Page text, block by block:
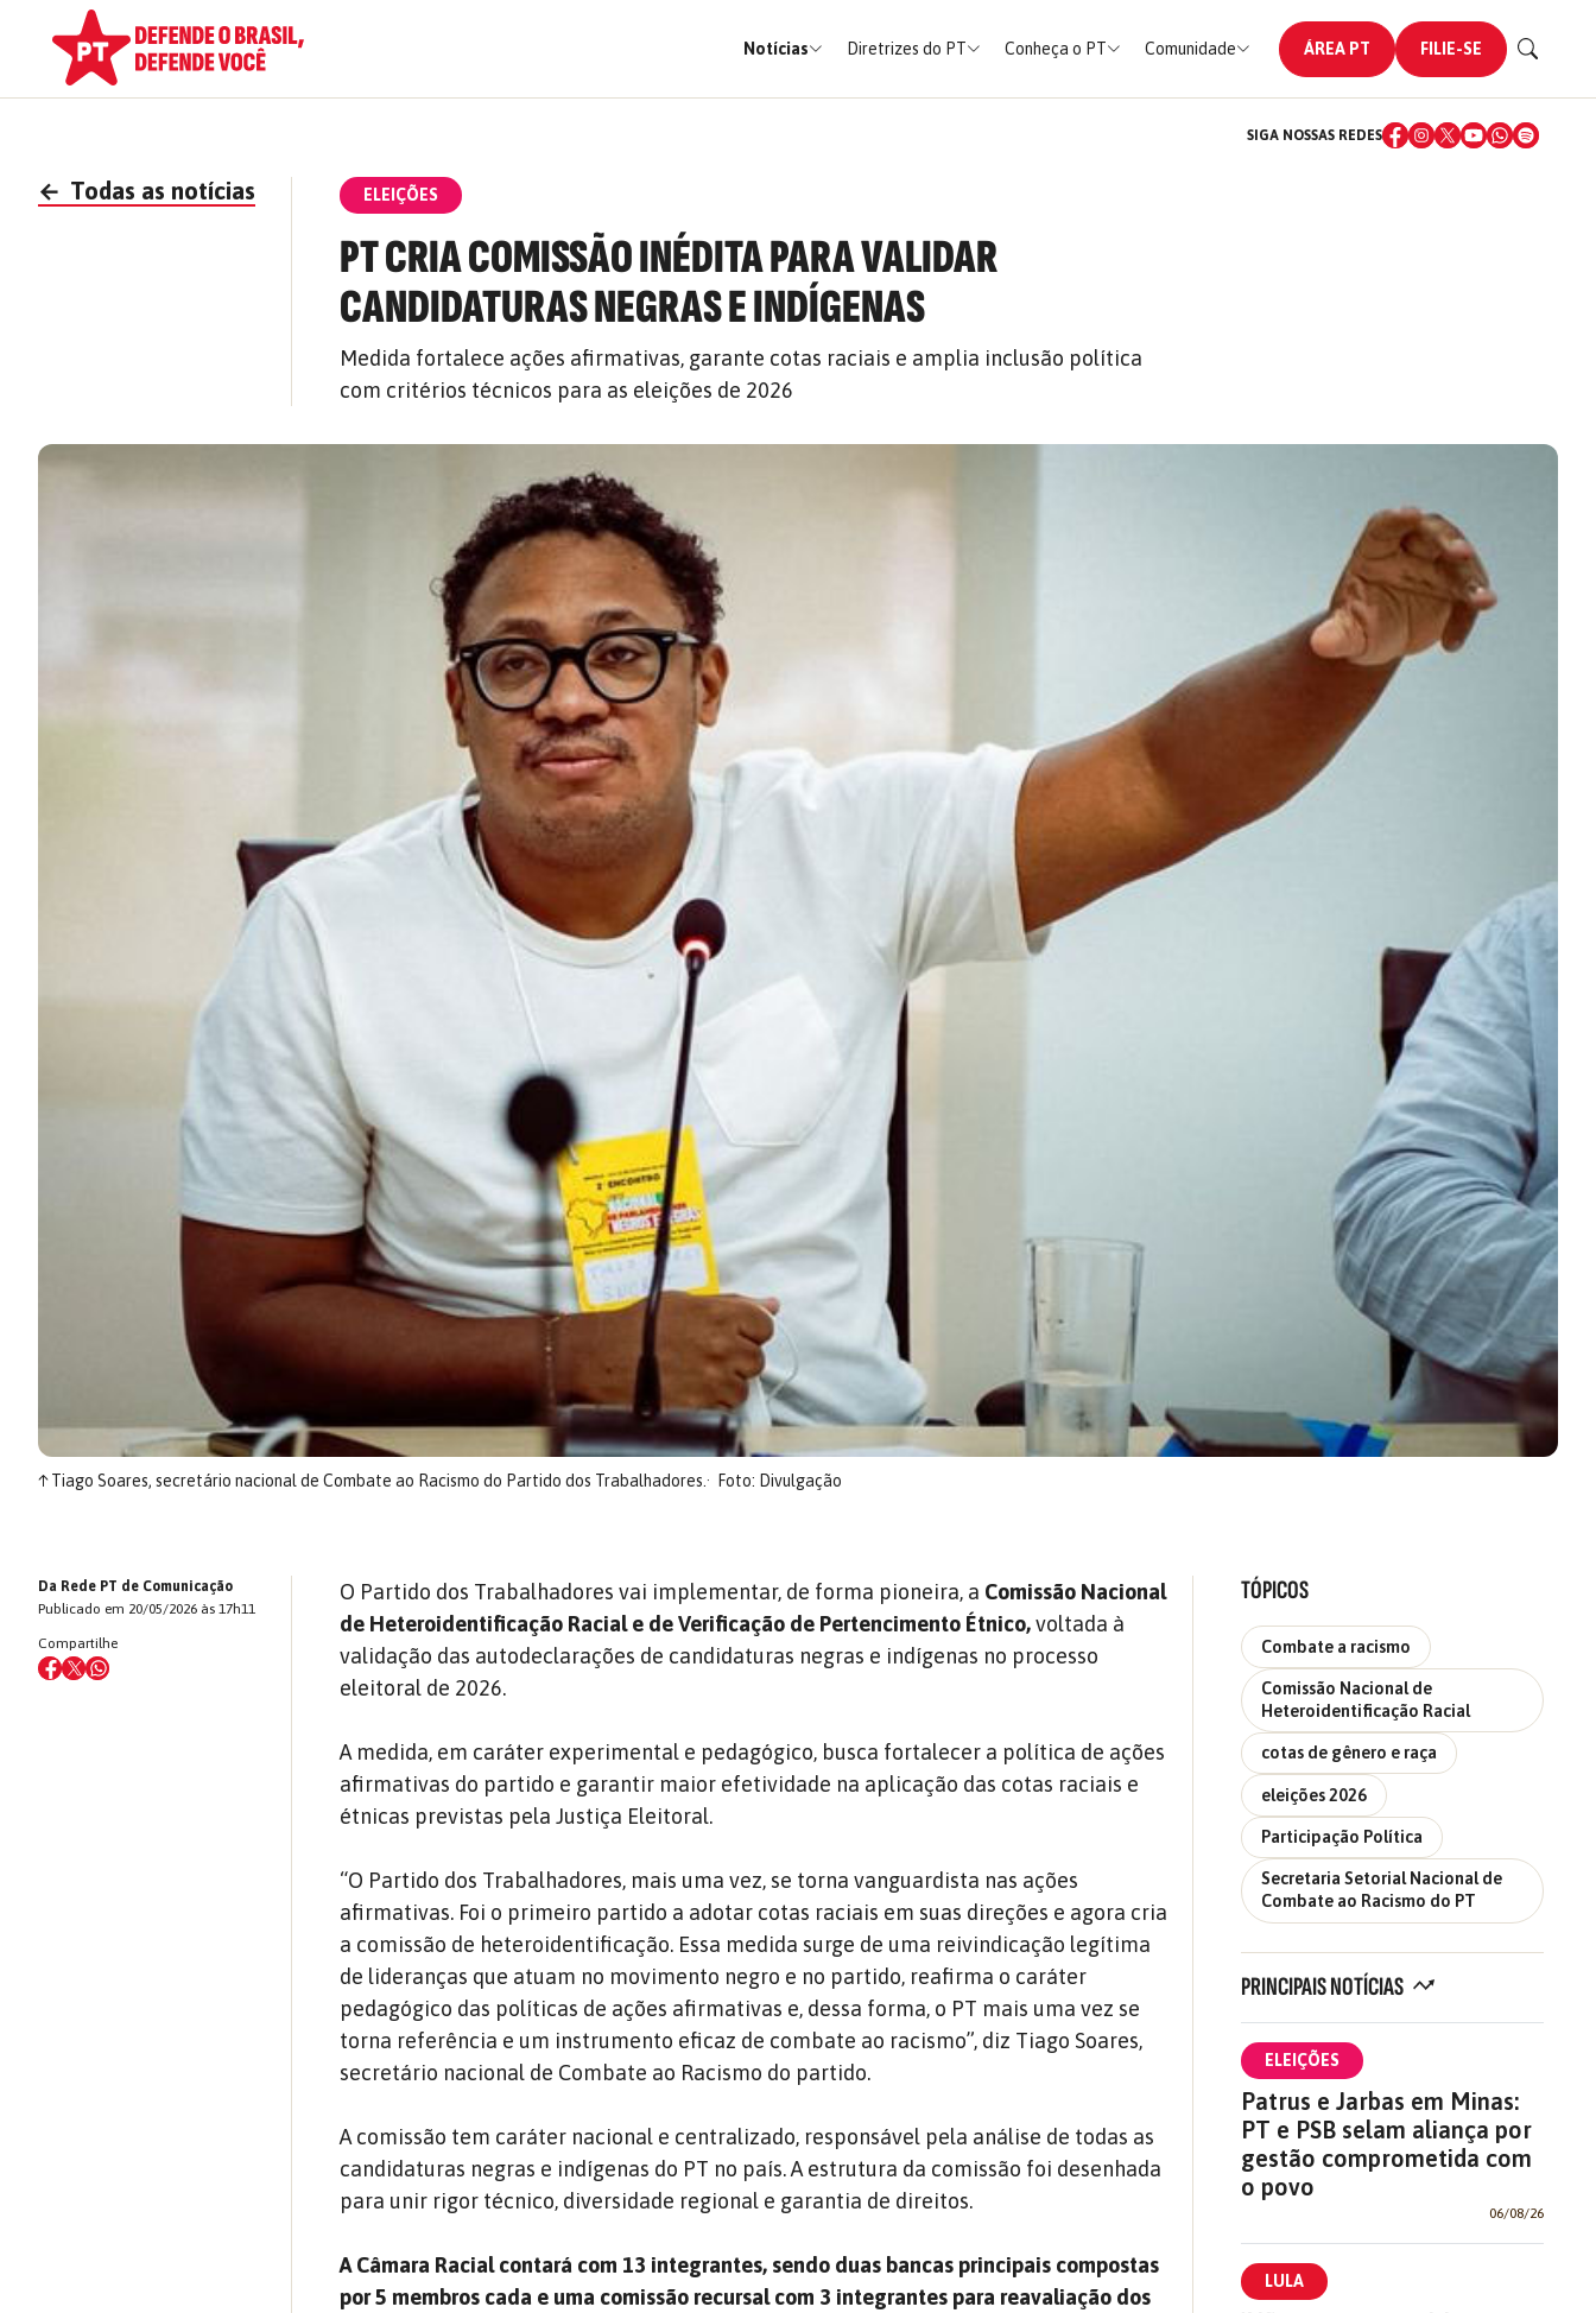
Notícias Diretrizes do PT Conheça o PT Comunidade ÁREA PT FILIE-SE
SIGA NOSSAS REDES
← Todas as notícias ELEIÇÕES
PT CRIA COMISSÃO INÉDITA PARA VALIDAR
CANDIDATURAS NEGRAS E INDÍGENAS
Medida fortalece ações afirmativas, garante cotas raciais e amplia inclusão política
com critérios técnicos para as eleições de 2026
↑Tiago Soares, secretário nacional de Combate ao Racismo do Partido dos Trabalhadores. Foto: Divulgação
Da Rede PT de Comunicação
Publicado em 20/05/2026 às 17h11
Compartilhe
O Partido dos Trabalhadores vai implementar, de forma pioneira, a Comissão Nacional
de Heteroidentificação Racial e de Verificação de Pertencimento Étnico,voltada à
validação das autodeclarações de candidaturas negras e indígenas no processo
eleitoral de 2026.
A medida, em caráter experimental e pedagógico, busca fortalecer a política de ações
afirmativas do partido e garantir maior efetividade na aplicação das cotas raciais e
étnicas previstas pela Justiça Eleitoral.
“O Partido dos Trabalhadores, mais uma vez, se torna vanguardista nas ações
afirmativas. Foi o primeiro partido a adotar cotas raciais em suas direções e agora cria
a comissão de heteroidentificação. Essa medida surge de uma reivindicação legítima
de lideranças que atuam no movimento negro e no partido, reafirma o caráter
pedagógico das políticas de ações afirmativas e, dessa forma, o PT mais uma vez se
torna referência e um instrumento eficaz de combate ao racismo”, diz Tiago Soares,
secretário nacional de Combate ao Racismo do partido.
A comissão tem caráter nacional e centralizado, responsável pela análise de todas as
candidaturas negras e indígenas do PT no país. A estrutura da comissão foi desenhada
para unir rigor técnico, diversidade regional e garantia de direitos.
A Câmara Racial contará com 13 integrantes, sendo duas bancas principais compostas
por 5 membros cada e uma comissão recursal com 3 integrantes para reavaliação dos
TÓPICOS
Combate a racismo
Comissão Nacional de
Heteroidentificação Racial
cotas de gênero e raça
eleições 2026
Participação Política
Secretaria Setorial Nacional de
Combate ao Racismo do PT
PRINCIPAIS NOTÍCIAS
ELEIÇÕES
Patrus e Jarbas em Minas:
PT e PSB selam aliança por
gestão comprometida com
o povo
06/08/26
LULA